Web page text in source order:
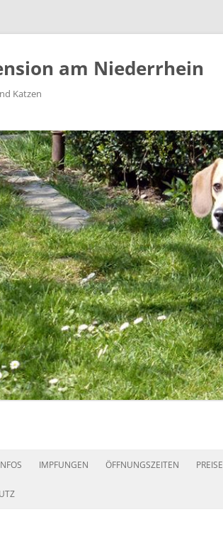
am Niederrhein
Katzen
IMPFUNGEN ÖFFNUNGSZEITEN PREISE